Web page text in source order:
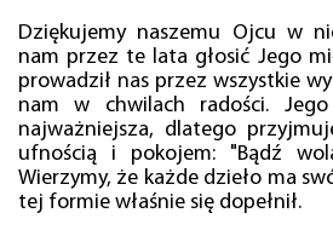
Dziękujemy naszemu Ojcu w
nam przez te lata głosić Jego
prowadził nas przez wszystkie
nam w chwilach radości.
najważniejsza, dlatego
ufnością i pokojem: "Bądź
Wierzymy, że każde dzieło ma
tej formie właśnie się dopełnił.